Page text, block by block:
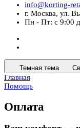
info@korting-
г. Москва, ул.
Пн - Пт: с 9:00
Темная тема
Главная
Помощь
Оплата